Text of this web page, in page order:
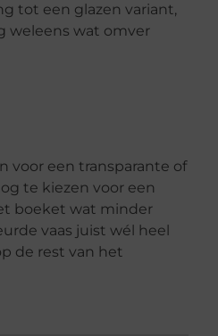
tot een glazen variant,
weleens wat omver
voor een transparante of
te kiezen voor een
boeket wat minder
vaas juist wél heel
de rest van het